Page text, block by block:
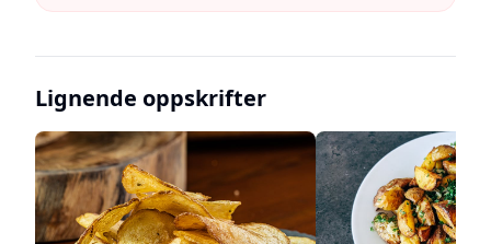
Lignende oppskrifter